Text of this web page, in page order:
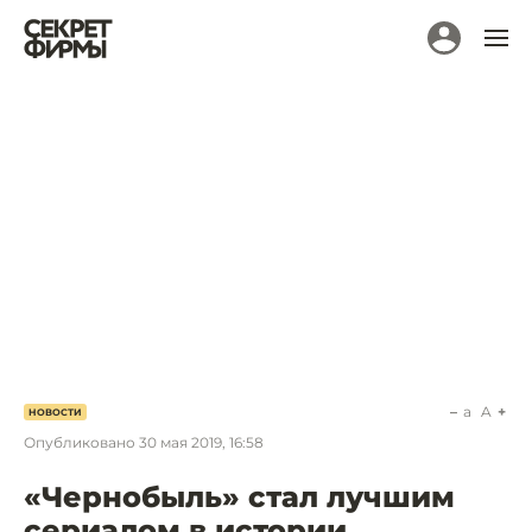
НОВОСТИ
Опубликовано 30 мая 2019, 16:58
a A
«Чернобыль» стал лучшим